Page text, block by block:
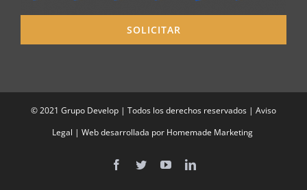
SOLICITAR
© 2021 Grupo Develop | Todos los derechos reservados | Aviso
Legal | Web desarrollada por Homemade Marketing
Facebook
TwitterYouTubeLinkedIn